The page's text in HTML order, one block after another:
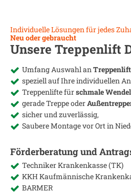
Individuelle Lösungen für jedes
Neu oder gebraucht
Unsere Treppenlift
Umfang Auswahl an
speziell auf Ihre individuellen
Treppenlifte fürschmale
gerade Treppe oder
sicher und zuverlässig,
Saubere Montage vor Ort in
Förderberatung und
Techniker Krankenkasse (TK)
KKH Kaufmännische
BARMER